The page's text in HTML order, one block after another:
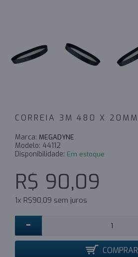
Marca: MEGADYNE
Modelo: 44112
Disponibilidade: Em estoque
R$ 90,09
1x R$90,09 sem juros
-
COMPRAR